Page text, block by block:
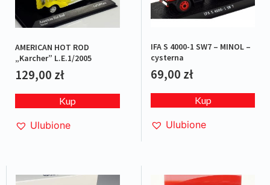
AMERICAN HOT ROD
„Karcher” L.E.1/2005
129,00 zł
Kup
Ulubione
IFA S 4000-1 SW7 – MINOL –
cysterna
69,00 zł
Kup
Ulubione